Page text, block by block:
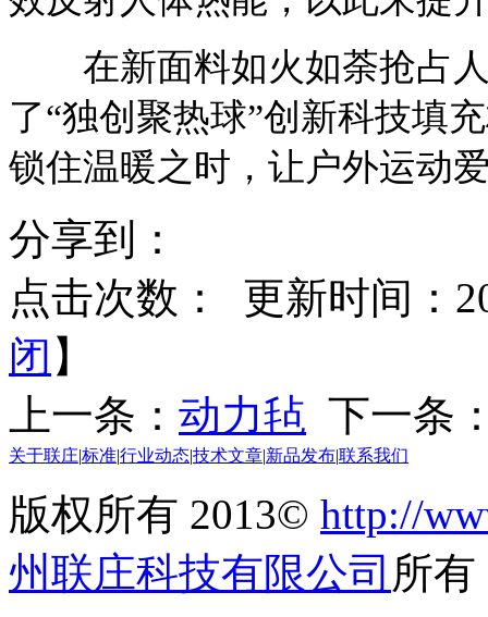
在新面料如火如荼抢占人
了“独创聚热球”创新科技填
锁住温暖之时，让户外运动
分享到：
点击次数：
更新时间：
闭 】
上一条： 动力毡 下一条
关于联庄标准行业动态技术文章 新品发布联系我们
版权所有 2013© http://
州联庄科技有限公司 所